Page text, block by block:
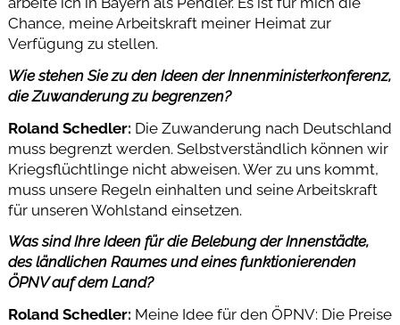
Chance, meine Arbeitskraft meiner Heimat zur
Verfügung zu stellen.
Wie stehen Sie zu den Ideen der Innenministerkonferenz,
die Zuwanderung zu begrenzen?
Roland Schedler: Die Zuwanderung nach Deutschland
muss begrenzt werden. Selbstverständlich können wir
Kriegsflüchtlinge nicht abweisen. Wer zu uns kommt,
muss unsere Regeln einhalten und seine Arbeitskraft
für unseren Wohlstand einsetzen.
Was sind Ihre Ideen für die Belebung der Innenstädte,
des ländlichen Raumes und eines funktionierenden
ÖPNV auf dem Land?
Roland Schedler: Meine Idee für den ÖPNV: Die Preise